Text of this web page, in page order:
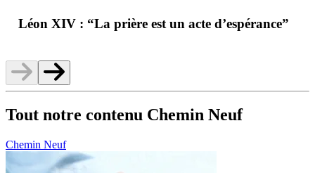
Léon XIV : “La prière est un acte d’espérance”
Tout notre contenu Chemin Neuf
Chemin Neuf